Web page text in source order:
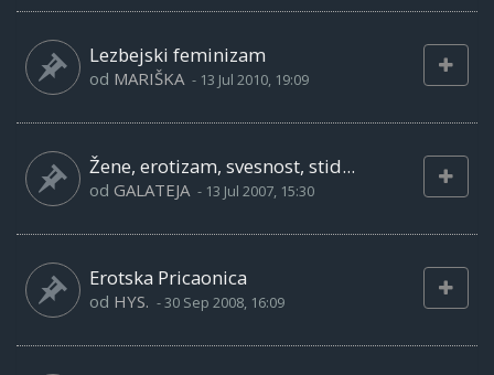
Lezbejski feminizam
od MARIŠKA - 13 Jul 2010, 19:09
Žene, erotizam, svesnost, stid...
od GALATEJA - 13 Jul 2007, 15:30
Erotska Pricaonica
od HYS. -30 Sep 2008, 16:09